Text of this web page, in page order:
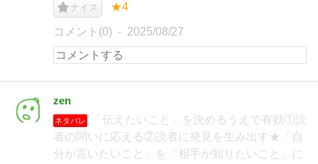
ナイス ★4
コメント(0) 2025/08/27
zen
ネタバレ
「伝えたいこと」を決めるうえで有効①読
者の問いに応える②読者に発見を生み出す★「自
分が言いたいこと」を「相手が知りたいこと」に